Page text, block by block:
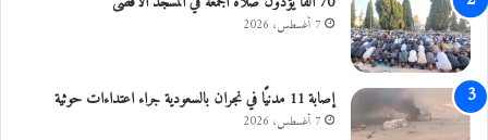
ع
د
ا
ل
ا
7 أغسطس، 2026
إصابة 11 مدنيًا في نجران بالسعودية جراء اعتداءات حوثية
7 أغسطس، 2026